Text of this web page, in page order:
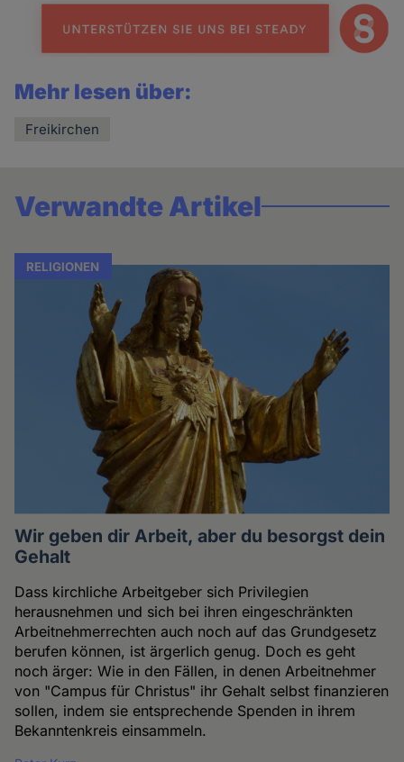
Mehr lesen über:
Freikirchen
Verwandte Artikel
RELIGIONEN
Wir geben dir Arbeit, aber du besorgst dein
Gehalt
Dass kirchliche Arbeitgeber sich Privilegien
herausnehmen und sich bei ihren eingeschränkten
Arbeitnehmerrechten auch noch auf das Grundgesetz
berufen können, ist ärgerlich genug. Doch es geht
noch ärger: Wie in den Fällen, in denen Arbeitnehmer
von "Campus für Christus" ihr Gehalt selbst finanzieren
sollen, indem sie entsprechende Spenden in ihrem
Bekanntenkreis einsammeln.